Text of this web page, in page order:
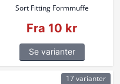
Sort Fitting Formmuffe
Fra 10 kr
Se varianter
17 varianter